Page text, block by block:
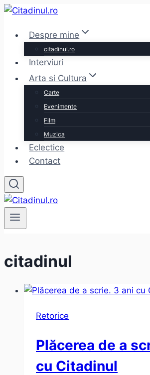
Skip
contentDespre mine
citadinul.ro
Interviuri
Arta si Cultura
Carte
Evenimente
Film
Muzica
Eclectice
Contact
citadinul
Retorice
Plăcerea de a
cu Citadinul